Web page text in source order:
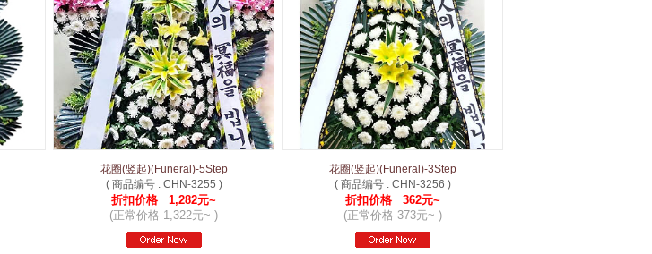
花圈(竖起)(Funeral)-5Step
( 商品编号 : CHN-3255 )
折扣价格 1,282元~
(正常价格 1,322元~)
花圈(竖起)(Funeral)-3Step
( 商品编号 : CHN-3256 )
折扣价格 362元~
(正常价格373元~)